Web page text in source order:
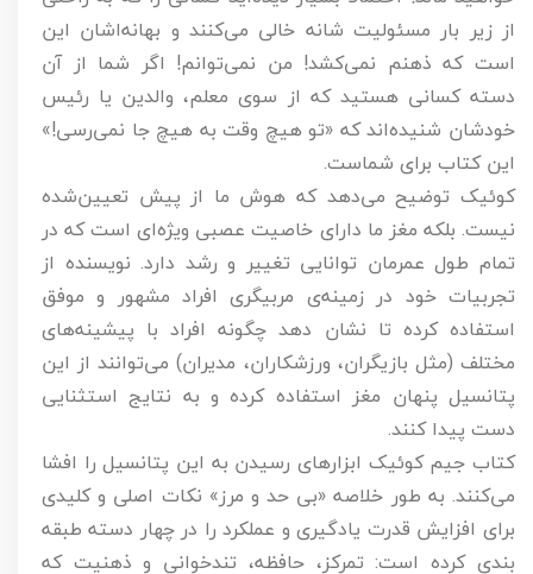
از زیر بار مسئولیت شانه خالی می‌کنند و بهانه‌اشان این
است که ذهنم نمی‌کشد! من نمی‌توانم! اگر شما از آن
دسته کسانی هستید که از سوی معلم، والدین یا رئیس
خودشان شنیده‌اند که «تو هیچ وقت به هیچ جا نمی‌رسی!»
این کتاب برای شماست.
کوئیک توضیح می‌دهد که هوش ما از پیش تعیین‌شده
نیست. بلکه مغز ما دارای خاصیت عصبی ویژه‌ای است که در
تمام طول عمرمان توانایی تغییر و رشد دارد. نویسنده از
تجربیات خود در زمینه‌ی مربیگری افراد مشهور و موفق
استفاده کرده تا نشان دهد چگونه افراد با پیشینه‌های
مختلف (مثل بازیگران، ورزشکاران، مدیران) می‌توانند از این
پتانسیل پنهان مغز استفاده کرده و به نتایج استثنایی
دست پیدا کنند.
کتاب جیم کوئیک ابزارهای رسیدن به این پتانسیل را افشا
می‌کنند. به طور خلاصه «بی حد و مرز» نکات اصلی و کلیدی
برای افزایش قدرت یادگیری و عملکرد را در چهار دسته طبقه
بندی کرده است: تمرکز، حافظه، تندخوانی و ذهنیت که